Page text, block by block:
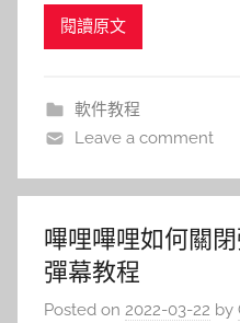
閱讀原文
軟件教程
Leave a comment
嗶哩嗶哩如何關
彈幕教程
Posted on 2022-03-22 by